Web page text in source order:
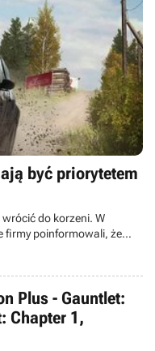
być priorytetem
do korzeni. W
firmy poinformowali, że
gier rajdowych i
odpowiedzialne za
Plus - Gauntlet:
Chapter 1,